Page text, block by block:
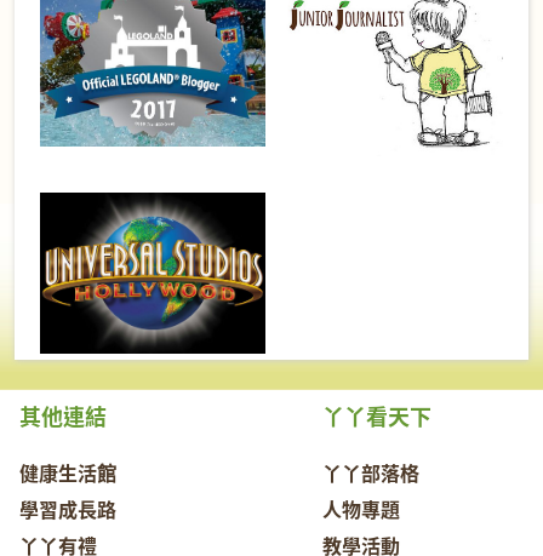
其他連結
健康生活館
學習成長路
丫丫有禮
丫丫看天下
丫丫部落格
人物專題
教學活動